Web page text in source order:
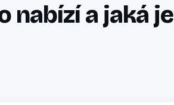
nabízí a jaká je